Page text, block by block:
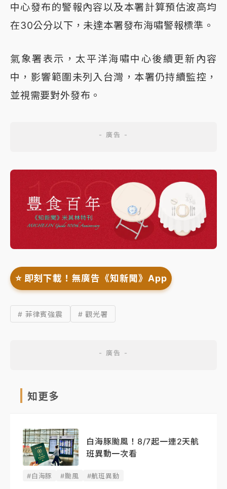
中心發布的警報內容以及本署計算預估波高均
在30公分以下，未達本署發布海嘯警報標準。
氣象署表示，太平洋海嘯中心後續更新內容
中，影響範圍未列入台灣，本署仍持續監控，
並視需要對外發布。
⭐️ 即刻下載！無廣告《知新聞》App
# 菲律賓強震 # 觀光署
知更多
白海豚颱風！8/7起一連2天航
班異動一次看
#白海豚 #颱風 #航班異動